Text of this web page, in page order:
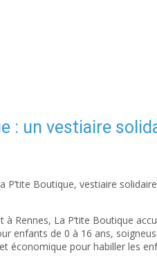
: un vestiaire
P’tite Boutique, vestiaire
à Rennes, La P’tite Boutique
enfants de 0 à 16 ans,
économique pour habiller les